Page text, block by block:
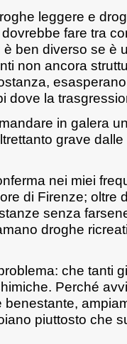
leggere e
fare tra
ben diverso se è
non ancora
dove la
in galera
grave
nei miei
di Firenze; oltre
senza
droghe
che tanti
Perché
piuttosto che